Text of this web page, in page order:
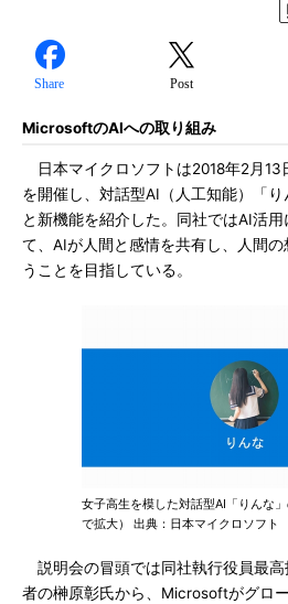
Share Post
MicrosoftのAIへの取り組み
日本マイクロソフトは2018年2月13
を開催し、対話型AI（人工知能）「
と新機能を紹介した。同社ではAI活
て、AIが人間と感情を共有し、人間
うことを目指している。
女子高生を模した対話型AI「りんな
で拡大） 出典：日本マイクロソフト
説明会の冒頭では同社執行役員最高
者の榊原彰氏から、Microsoftがグロ